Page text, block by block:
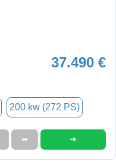
37.490 €
200 kw (272 PS)
➦ ➜